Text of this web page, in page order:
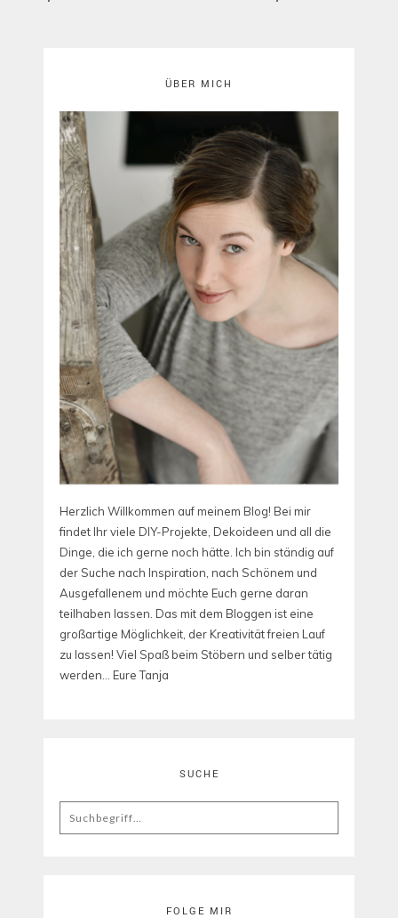
ÜBER MICH
Herzlich Willkommen auf meinem Blog! Bei mir
findet Ihr viele DIY-Projekte, Dekoideen und all die
Dinge, die ich gerne noch hätte. Ich bin ständig auf
der Suche nach Inspiration, nach Schönem und
Ausgefallenem und möchte Euch gerne daran
teilhaben lassen. Das mit dem Bloggen ist eine
großartige Möglichkeit, der Kreativität freien Lauf
zu lassen! Viel Spaß beim Stöbern und selber tätig
werden... Eure Tanja
SUCHE
Search
for:
FOLGE MIR